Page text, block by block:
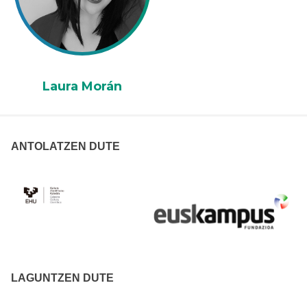
Laura Morán
ANTOLATZEN DUTE
LAGUNTZEN DUTE